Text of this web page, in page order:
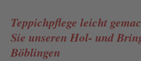
Teppichpflege leicht
Sie unseren Hol- und
Böblingen